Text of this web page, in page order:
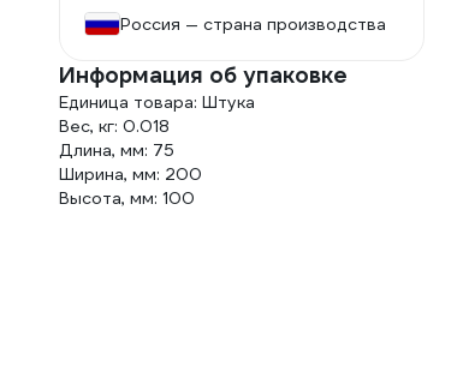
Россия — страна производства
Информация об упаковке
Единица товара: Штука
Вес, кг: 0.018
Длина, мм: 75
Ширина, мм: 200
Высота, мм: 100